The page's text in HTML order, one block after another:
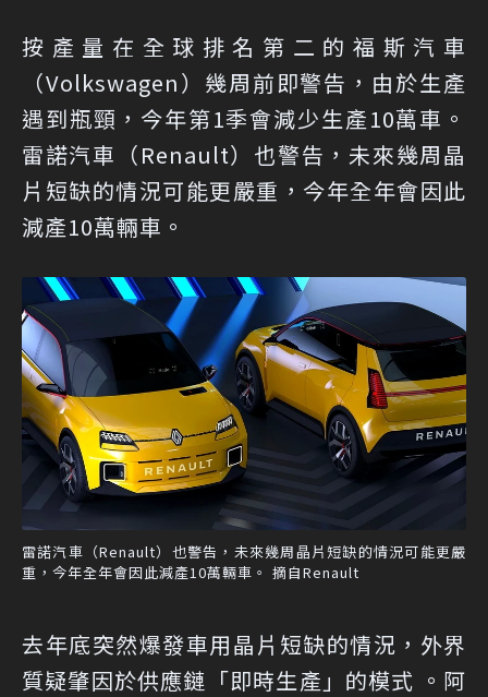
按產量在全球排名第二的福斯汽車
（Volkswagen）幾周前即警告，由於生產
遇到瓶頸，今年第1季會減少生產10萬車。
雷諾汽車（Renault）也警告，未來幾周晶
片短缺的情況可能更嚴重，今年全年會因此
減產10萬輛車。
雷諾汽車（Renault）也警告，未來幾周晶片短缺的情況可能更嚴
重，今年全年會因此減產10萬輛車。 摘自Renault
去年底突然爆發車用晶片短缺的情況，外界
質疑肇因於供應鏈「即時生產」的模式 。阿